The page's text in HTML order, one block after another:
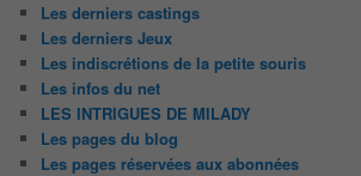
Les derniers castings
Les derniers Jeux
Les indiscrétions de la petite souris
Les infos du net
LES INTRIGUES DE MILADY
Les pages du blog
Les pages réservées aux abonnées